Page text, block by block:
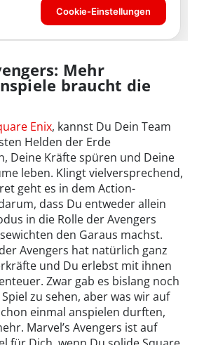
Mehr
braucht die
Enix, kannst Du Dein Team
Helden der Erde
Deine Kräfte spüren und Deine
leben. Klingt vielversprechend,
geht es in dem Action-
dass Du entweder allein
in die Rolle der Avengers
den Garaus machst.
Avengers hat natürlich ganz
und Du erlebst mit ihnen
Zwar gab es bislang noch
zu sehen, aber was wir auf
einmal anspielen durften,
Marvel’s Avengers ist auf